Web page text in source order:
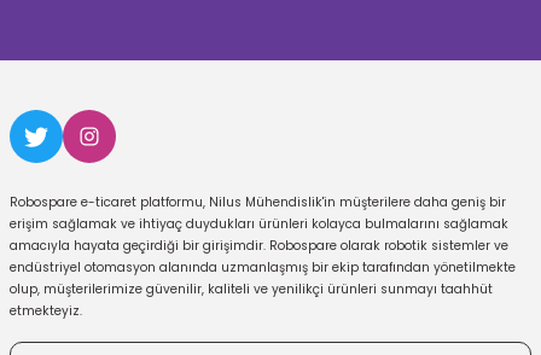
Robospare e-ticaret platformu, Nilus Mühendislik'in müşterilere daha geniş bir
erişim sağlamak ve ihtiyaç duydukları ürünleri kolayca bulmalarını sağlamak
amacıyla hayata geçirdiği bir girişimdir. Robospare olarak robotik sistemler ve
endüstriyel otomasyon alanında uzmanlaşmış bir ekip tarafından yönetilmekte
olup, müşterilerimize güvenilir, kaliteli ve yenilikçi ürünleri sunmayı taahhüt
etmekteyiz.